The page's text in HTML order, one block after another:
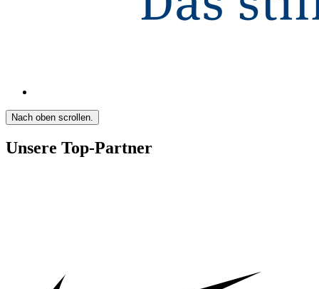
Nach oben scrollen.
Unsere Top-Partner